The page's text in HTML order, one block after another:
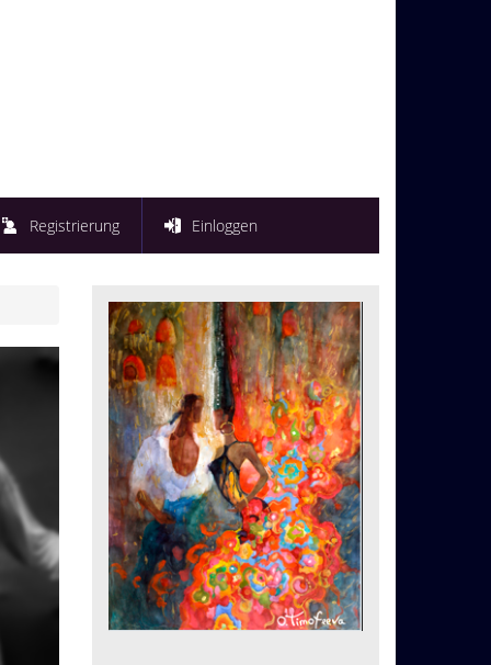
Registrierung Einloggen